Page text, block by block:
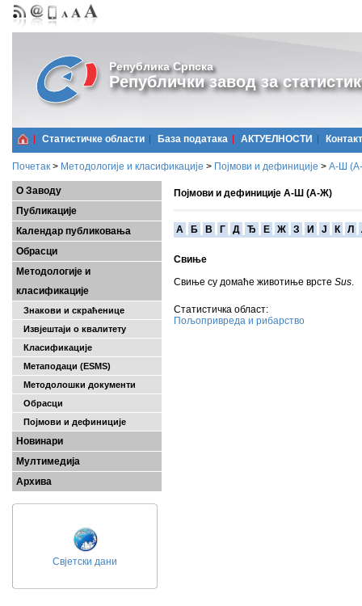
Република Српска
Републички завод за
Статистичке области Базa података АКТУЕЛНОСТИ Контакт
Почетак > Методологије и класификације > Појмови и дефиниције > А-Ш
О Заводу
Публикације
Календар публиковања
Обрасци
Методологије и
класификације
Знакови и скраћенице
Извјештаји о квалитету
Класификације
Метаподаци (ESMS)
Методолошки документи
Обрасци
Појмови и дефиниције
Новинари
Мултимедија
Архива
Свјетски дани
Појмови и дефиниције А-Ш (А-Ж)
A Б В Г Д Ђ Е Ж З И Ј К Л
Свињe
Свиње су домаће животиње врсте Sus.
Статистичка област:
Пољопривреда и рибарство